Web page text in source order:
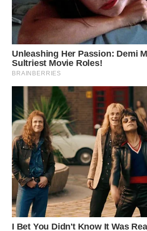
WN
TANJUNG
LESUNG
WN
KARO
WN
SIMALUNGUN
WN
LABUHANBATU
WN
TAPANULI
TENGAH
WN DELI
SERDANG